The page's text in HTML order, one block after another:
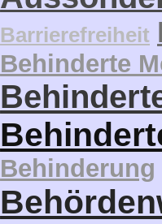
Barrierefreiheit
Behinderte
Behinderung